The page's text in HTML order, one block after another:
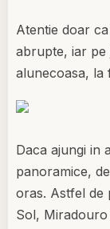
Atentie doar
abrupte, iar pe
alunecoasa, la
Daca ajungi in
panoramice,
oras. Astfel de
Sol, Miradouro